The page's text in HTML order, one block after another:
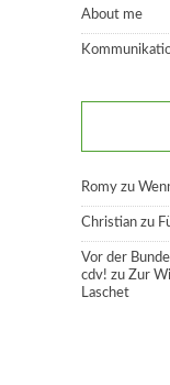
About me
Romy zu
Christian zu
Vor der
cdv! zu Zur
Laschet